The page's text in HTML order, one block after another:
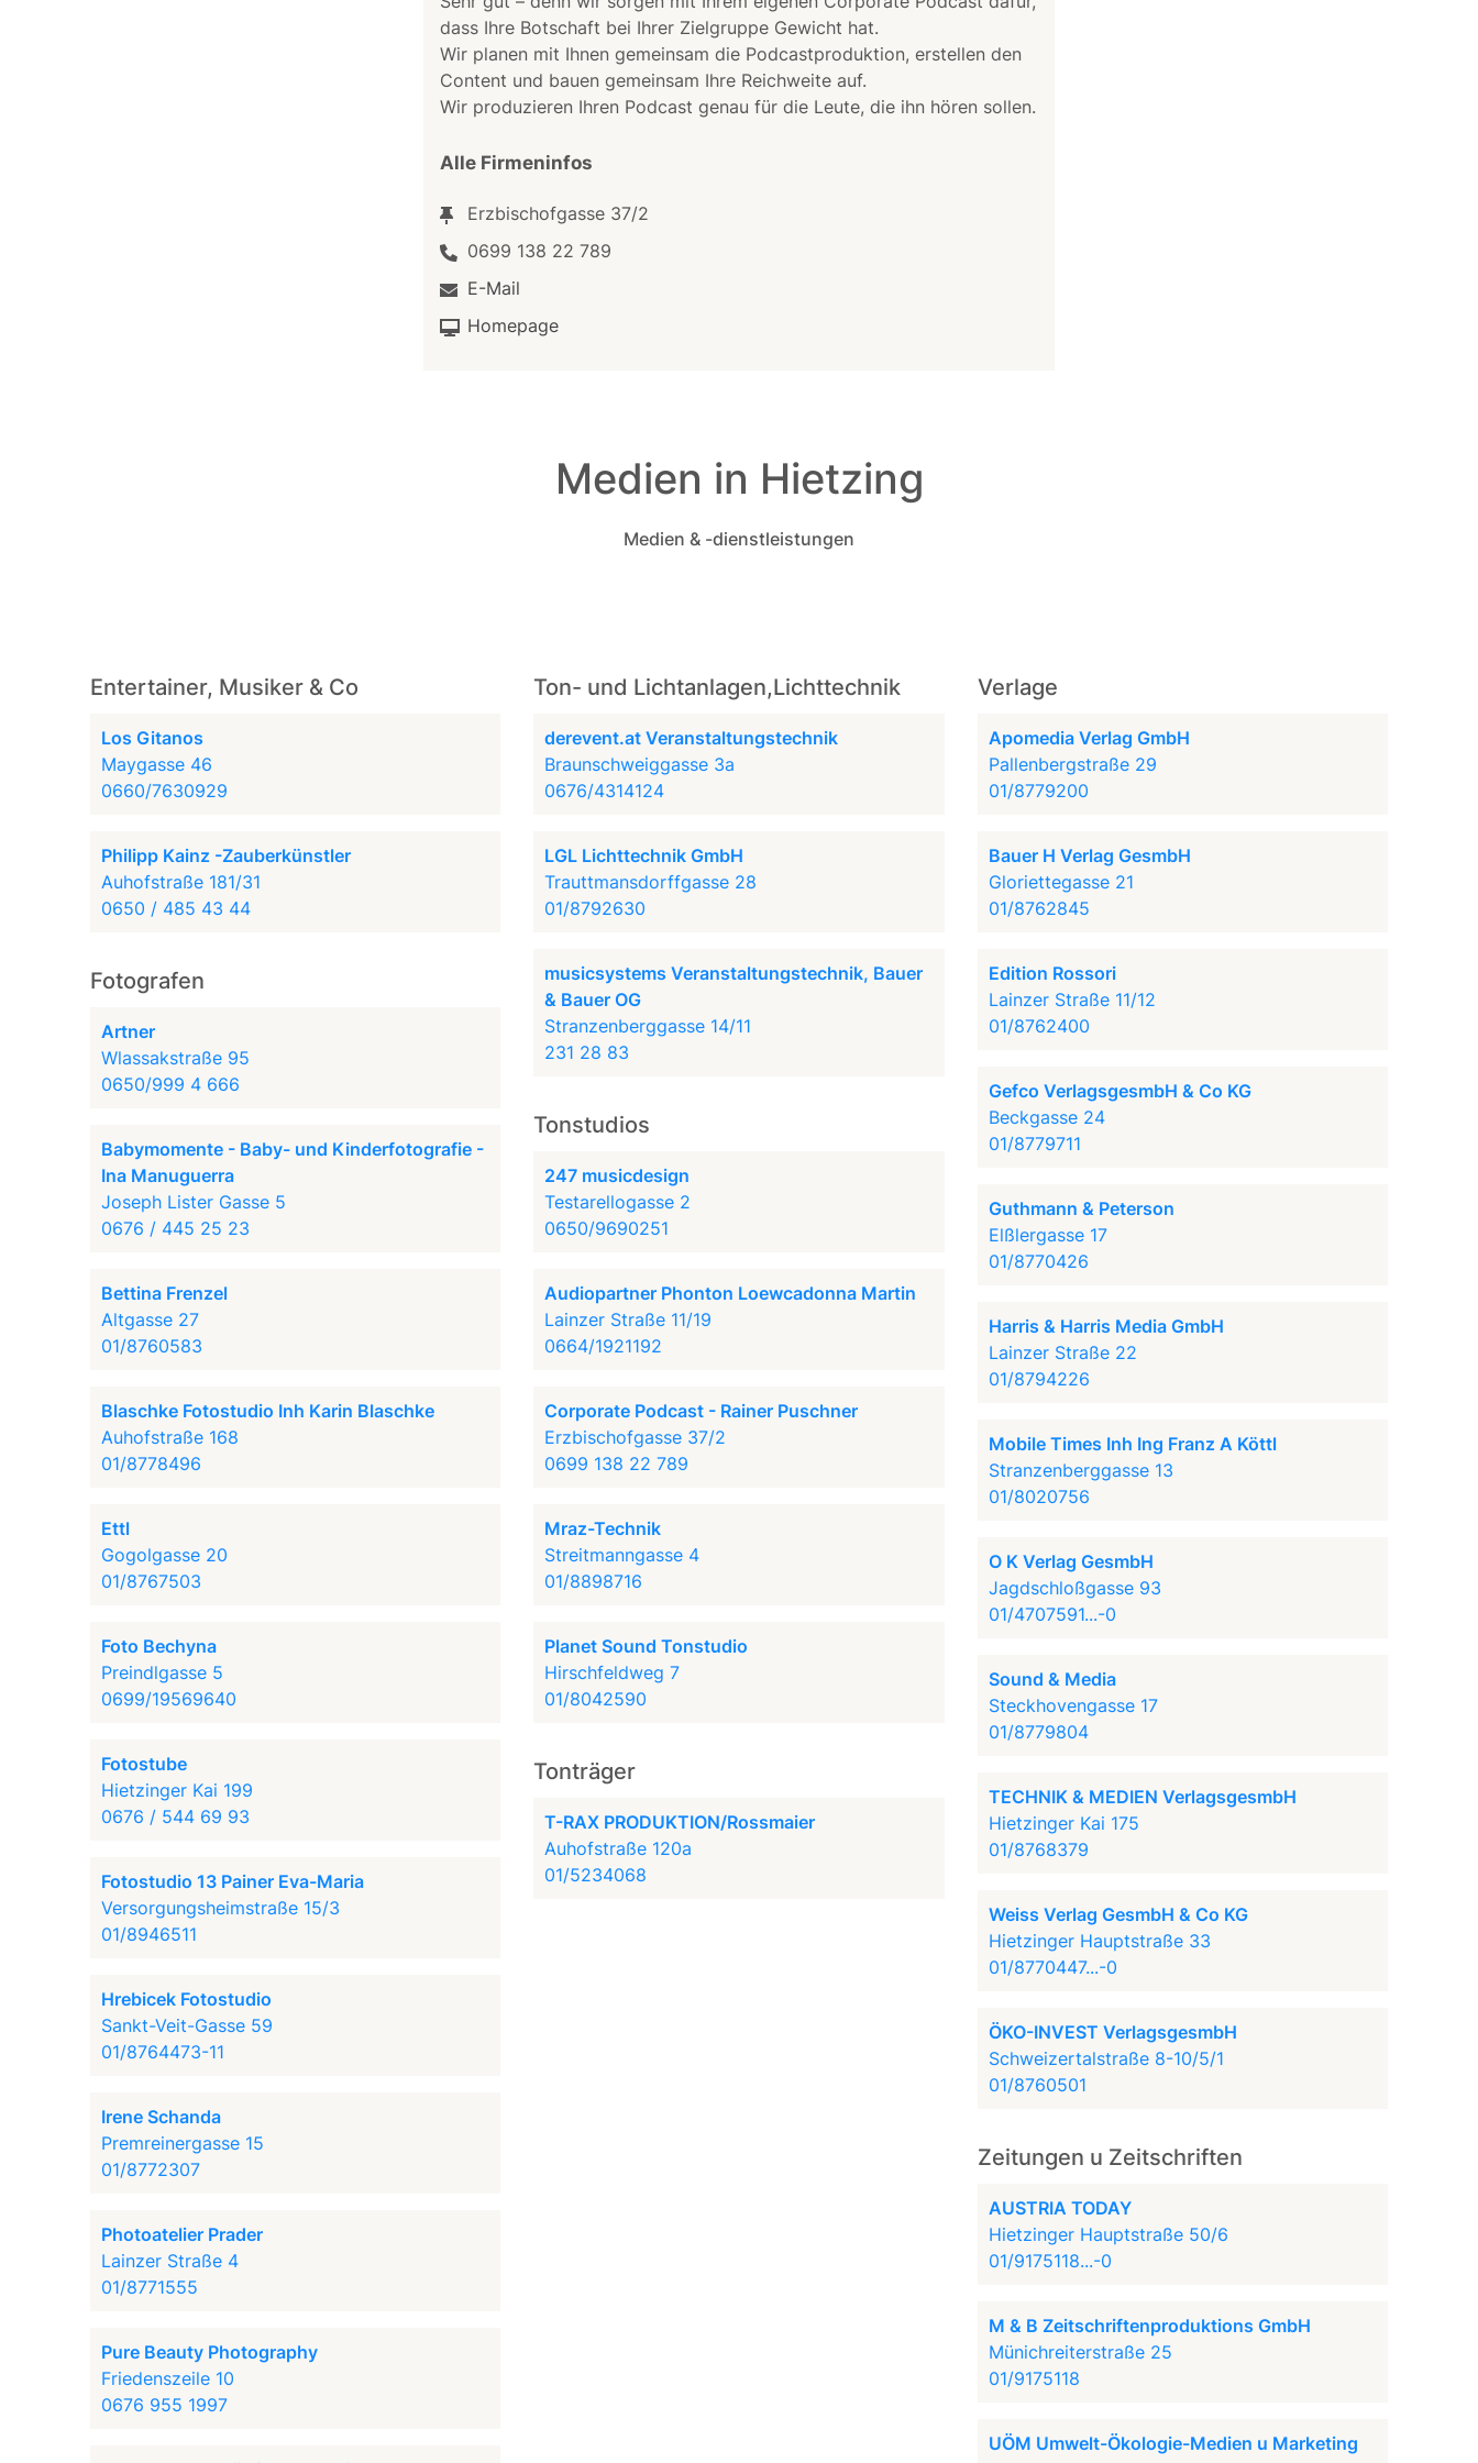
dass Ihre Botschaft bei Ihrer Zielgruppe Gewicht hat.
Wir planen mit Ihnen gemeinsam die Podcastproduktion, erstellen den
Content und bauen gemeinsam Ihre Reichweite auf.
Wir produzieren Ihren Podcast genau für die Leute, die ihn hören sollen.
Alle Firmeninfos
Erzbischofgasse 37/2
0699 138 22 789
E-Mail
Homepage
Medien in Hietzing
Medien & -dienstleistungen
Entertainer, Musiker & Co
Los Gitanos
Maygasse 46
0660/7630929
Philipp Kainz -Zauberkünstler
Auhofstraße 181/31
0650 / 485 43 44
Fotografen
Artner
Wlassakstraße 95
0650/999 4 666
Babymomente - Baby- und Kinderfotografie -
Ina Manuguerra
Joseph Lister Gasse 5
0676 / 445 25 23
Bettina Frenzel
Altgasse 27
01/8760583
Blaschke Fotostudio Inh Karin Blaschke
Auhofstraße 168
01/8778496
Ettl
Gogolgasse 20
01/8767503
Foto Bechyna
Preindlgasse 5
0699/19569640
Fotostube
Hietzinger Kai 199
0676 / 544 69 93
Fotostudio 13 Painer Eva-Maria
Versorgungsheimstraße 15/3
01/8946511
Hrebicek Fotostudio
Sankt-Veit-Gasse 59
01/8764473-11
Irene Schanda
Premreinergasse 15
01/8772307
Photoatelier Prader
Lainzer Straße 4
01/8771555
Pure Beauty Photography
Friedenszeile 10
0676 955 1997
Ton- und Lichtanlagen,Lichttechnik
derevent.at Veranstaltungstechnik
Braunschweiggasse 3a
0676/4314124
LGL Lichttechnik GmbH
Trauttmansdorffgasse 28
01/8792630
musicsystems Veranstaltungstechnik, Bauer
& Bauer OG
Stranzenberggasse 14/11
231 28 83
Tonstudios
247 musicdesign
Testarellogasse 2
0650/9690251
Audiopartner Phonton Loewcadonna Martin
Lainzer Straße 11/19
0664/1921192
Corporate Podcast - Rainer Puschner
Erzbischofgasse 37/2
0699 138 22 789
Mraz-Technik
Streitmanngasse 4
01/8898716
Planet Sound Tonstudio
Hirschfeldweg 7
01/8042590
Tonträger
T-RAX PRODUKTION/Rossmaier
Auhofstraße 120a
01/5234068
Verlage
Apomedia Verlag GmbH
Pallenbergstraße 29
01/8779200
Bauer H Verlag GesmbH
Gloriettegasse 21
01/8762845
Edition Rossori
Lainzer Straße 11/12
01/8762400
Gefco VerlagsgesmbH & Co KG
Beckgasse 24
01/8779711
Guthmann & Peterson
Elßlergasse 17
01/8770426
Harris & Harris Media GmbH
Lainzer Straße 22
01/8794226
Mobile Times Inh Ing Franz A Köttl
Stranzenberggasse 13
01/8020756
O K Verlag GesmbH
Jagdschloßgasse 93
01/4707591...-0
Sound & Media
Steckhovengasse 17
01/8779804
TECHNIK & MEDIEN VerlagsgesmbH
Hietzinger Kai 175
01/8768379
Weiss Verlag GesmbH & Co KG
Hietzinger Hauptstraße 33
01/8770447...-0
ÖKO-INVEST VerlagsgesmbH
Schweizertalstraße 8-10/5/1
01/8760501
Zeitungen u Zeitschriften
AUSTRIA TODAY
Hietzinger Hauptstraße 50/6
01/9175118...-0
M & B Zeitschriftenproduktions GmbH
Münichreiterstraße 25
01/9175118
UÖM Umwelt-Ökologie-Medien u Marketing